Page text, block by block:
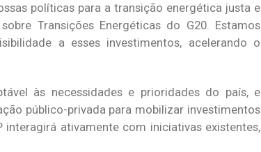
políticas para a transição energética justa e
Transições Energéticas do G20. Estamos
a esses investimentos, acelerando o
às necessidades e prioridades do país, e
público-privada para mobilizar investimentos
ativamente com iniciativas existentes,